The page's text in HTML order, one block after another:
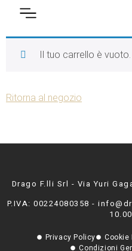
Il tuo carrello è vuoto.
Ritorna al negozio
Drago F.lli Srl - Via Yuri
P.IVA: 00224080358 -
Privacy Policy Cookie
Condizioni